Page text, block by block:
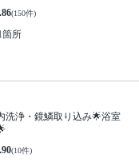
(150件)
箇所
洗浄・鏡鱗取り込み🌟浴室
(10件)